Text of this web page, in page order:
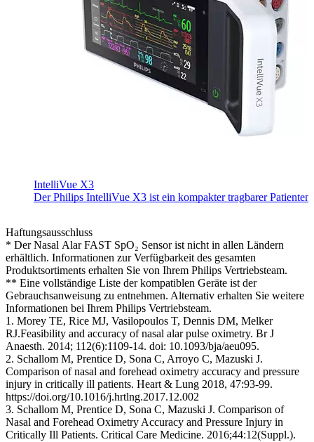
IntelliVue X3
Der Philips IntelliVue X3 ist ein kompakter tragbarer
Haftungsausschluss
* Der Nasal Alar FAST SpO₂ Sensor ist nicht in allen Ländern
erhältlich. Informationen zur Verfügbarkeit des gesamten
Produktsortiments erhalten Sie von Ihrem Philips Vertriebsteam.
** Eine vollständige Liste der kompatiblen Geräte ist der
Gebrauchsanweisung zu entnehmen. Alternativ erhalten Sie weitere
Informationen bei Ihrem Philips Vertriebsteam.
1. Morey TE, Rice MJ, Vasilopoulos T, Dennis DM, Melker
RJ.Feasibility and accuracy of nasal alar pulse oximetry. Br J
Anaesth. 2014; 112(6):1109-14. doi: 10.1093/bja/aeu095.
2. Schallom M, Prentice D, Sona C, Arroyo C, Mazuski J.
Comparison of nasal and forehead oximetry accuracy and pressure
injury in critically ill patients. Heart & Lung 2018, 47:93-99.
https://doi.org/10.1016/j.hrtlng.2017.12.002
3. Schallom M, Prentice D, Sona C, Mazuski J. Comparison of
Nasal and Forehead Oximetry Accuracy and Pressure Injury in
Critically Ill Patients. Critical Care Medicine. 2016;44:12(Suppl.).